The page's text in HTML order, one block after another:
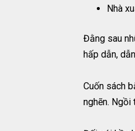
Nhà
Đằng sau
hấp dẫn,
Cuốn sách
nghẽn. Ngồi